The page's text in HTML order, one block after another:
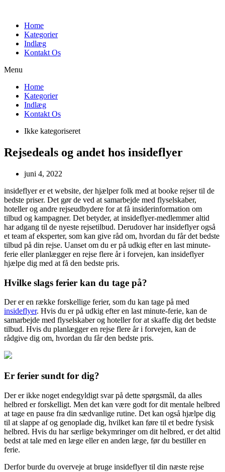
indholdHome
Kategorier
Indlæg
Kontakt Os
Menu
Home
Kategorier
Indlæg
Kontakt Os
Ikke kategoriseret
Rejsedeals og andet hos insideflyer
juni 4, 2022
insideflyer er et website, der hjælper folk med at booke rejser til de
bedste priser. Det gør de ved at samarbejde med flyselskaber,
hoteller og andre rejseudbydere for at få insiderinformation om
tilbud og kampagner. Det betyder, at insideflyer-medlemmer altid
har adgang til de nyeste rejsetilbud. Derudover har insideflyer også
et team af eksperter, som kan give råd om, hvordan du får det bedste
tilbud på din rejse. Uanset om du er på udkig efter en last minute-
ferie eller planlægger en rejse flere år i forvejen, kan insideflyer
hjælpe dig med at få den bedste pris.
Hvilke slags ferier kan du tage på?
Der er en række forskellige ferier, som du kan tage på med
insideflyer. Hvis du er på udkig efter en last minute-ferie, kan de
samarbejde med flyselskaber og hoteller for at skaffe dig det bedste
tilbud. Hvis du planlægger en rejse flere år i forvejen, kan de
rådgive dig om, hvordan du får den bedste pris.
Er ferier sundt for dig?
Der er ikke noget endegyldigt svar på dette spørgsmål, da alles
helbred er forskelligt. Men det kan være godt for dit mentale helbred
at tage en pause fra din sædvanlige rutine. Det kan også hjælpe dig
til at slappe af og genoplade dig, hvilket kan føre til et bedre fysisk
helbred. Hvis du har særlige bekymringer om dit helbred, er det altid
bedst at tale med en læge eller en anden læge, før du bestiller en
ferie.
Derfor burde du overveje at bruge insideflyer til din næste rejse